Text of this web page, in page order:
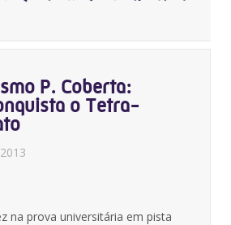
P. Coberta:
o Tetra-
na prova universitária em pista